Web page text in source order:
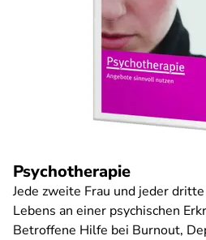
Psychotherapie
Jede zweite Frau und jeder
Lebens an einer psychischen
Betroffene Hilfe bei Burnout,